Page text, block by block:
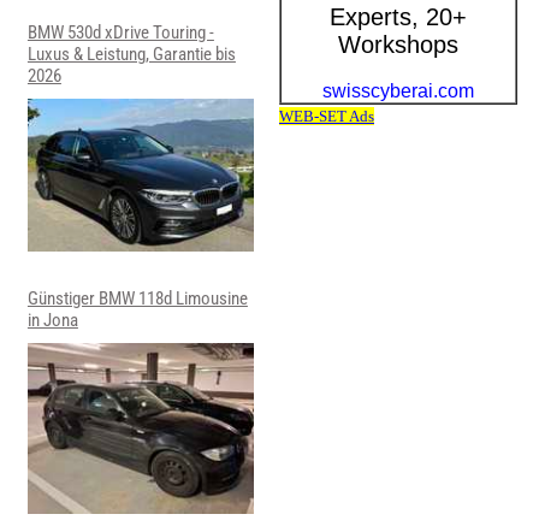
BMW 530d xDrive Touring -
Luxus & Leistung, Garantie bis
2026
Günstiger BMW 118d Limousine
in Jona